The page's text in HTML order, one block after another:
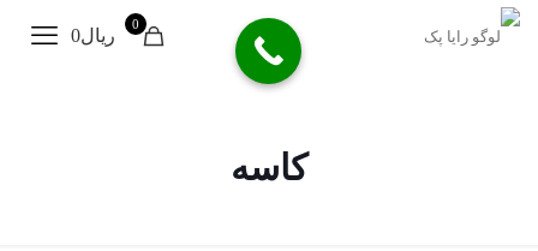
0
ریال0
کاسه